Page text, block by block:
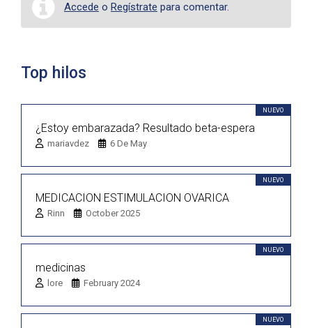
Accede o Regístrate para comentar.
Top hilos
NUEVO
¿Estoy embarazada? Resultado beta-espera
mariavdez 6 De May
NUEVO
MEDICACION ESTIMULACION OVARICA
Rinn October 2025
NUEVO
medicinas
lore February 2024
NUEVO